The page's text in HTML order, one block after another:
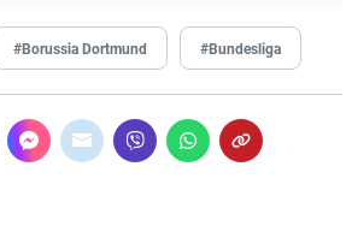
#Borussia Dortmund #Bundesliga